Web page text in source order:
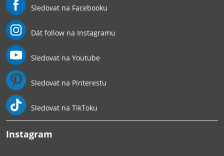
Sledovat na Facebooku
Dát follow na Instagramu
Sledovat na Youtube
Sledovat na Pinterestu
Sledovat na TikToku
Instagram